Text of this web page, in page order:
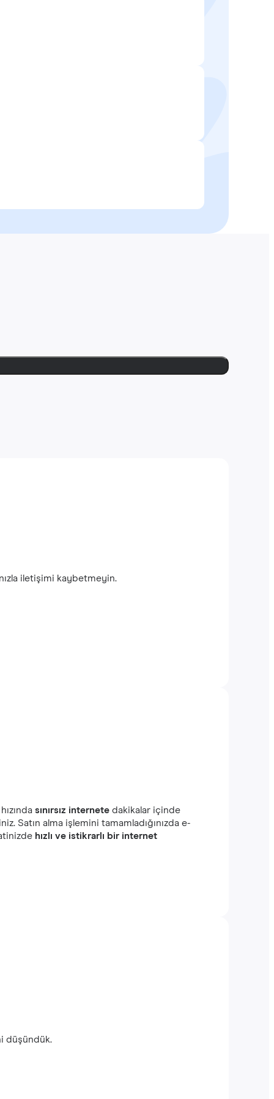
iletişimi kaybetmeyin.
sınırsız internete dakikalar içinde
Satın alma işlemini tamamladığınızda e-
hızlı ve istikrarlı bir internet
düşündük.